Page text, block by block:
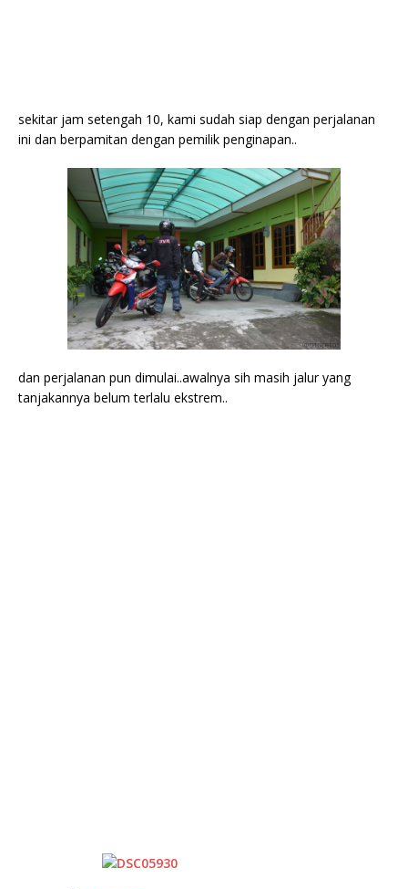
sekitar jam setengah 10, kami sudah siap dengan perjalanan
ini dan berpamitan dengan pemilik penginapan..
dan perjalanan pun dimulai..awalnya sih masih jalur yang
tanjakannya belum terlalu ekstrem..